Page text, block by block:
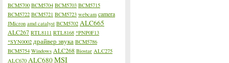
BCM5700 BCM5704 BCM5703 BCM5715
BCM5722 BCM5721 BCM5723 webcam camera
JMicron amd catalyst BCM5702 ALC665
ALC267 RTL8111 RTL8168 *PNP0F13
*SYN0002 драйвер звука BCM5786
BCM5754 Windows ALC268 Biostar ALC275
ALC670 ALC680MSI